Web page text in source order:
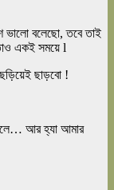
ভালো বলেছো, তবে তাই
একই সময়ে l
ছাড়বো !
আর হ্যা আমার